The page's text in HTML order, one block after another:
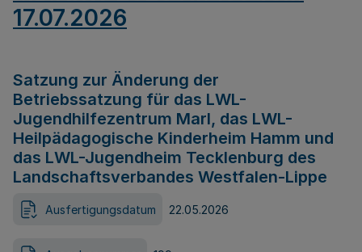
17.07.2026
Satzung zur Änderung der
Betriebssatzung für das LWL-
Jugendhilfezentrum Marl, das LWL-
Heilpädagogische Kinderheim Hamm und
das LWL-Jugendheim Tecklenburg des
Landschaftsverbandes Westfalen-Lippe
Ausfertigungsdatum 22.05.2026